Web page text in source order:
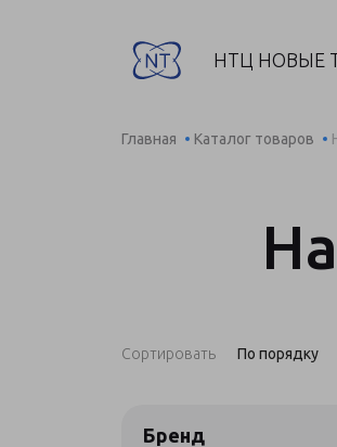
НТЦ НОВЫЕ
Главная Каталог товаров
Сортировать По порядку
Бренд